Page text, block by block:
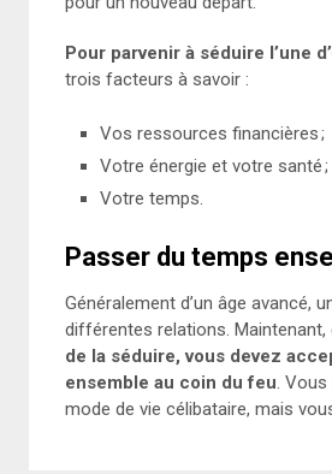
Pour parvenir à séduire l’une
trois facteurs à savoir :
Vos ressources financières ;
Votre énergie et votre santé ;
Votre temps.
Passer du temps
Généralement d’un âge avancé,
différentes relations. Maintenant,
de la séduire, vous devez
ensemble au coin du feu. Vous
mode de vie célibataire, mais